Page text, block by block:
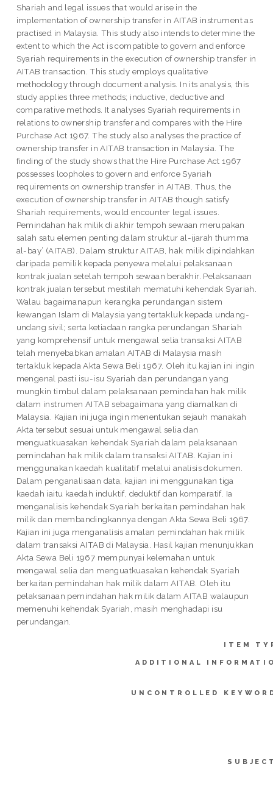
Shariah and legal issues that would arise in the
implementation of ownership transfer in AITAB instrument as
practised in Malaysia. This study also intends to determine the
extent to which the Act is compatible to govern and enforce
Syariah requirements in the execution of ownership transfer in
AITAB transaction. This study employs qualitative
methodology through document analysis. In its analysis, this
study applies three methods; inductive, deductive and
comparative methods. It analyses Syariah requirements in
relations to ownership transfer and compares with the Hire
Purchase Act 1967. The study also analyses the practice of
ownership transfer in AITAB transaction in Malaysia. The
finding of the study shows that the Hire Purchase Act 1967
possesses loopholes to govern and enforce Syariah
requirements on ownership transfer in AITAB. Thus, the
execution of ownership transfer in AITAB though satisfy
Shariah requirements, would encounter legal issues.
Pemindahan hak milik di akhir tempoh sewaan merupakan
salah satu elemen penting dalam struktur al-ijarah thumma
al-bay’ (AITAB). Dalam struktur AITAB, hak milik dipindahkan
daripada pemilik kepada penyewa melalui pelaksanaan
kontrak jualan setelah tempoh sewaan berakhir. Pelaksanaan
kontrak jualan tersebut mestilah mematuhi kehendak Syariah.
Walau bagaimanapun kerangka perundangan sistem
kewangan Islam di Malaysia yang tertakluk kepada undang-
undang sivil; serta ketiadaan rangka perundangan Shariah
yang komprehensif untuk mengawal selia transaksi AITAB
telah menyebabkan amalan AITAB di Malaysia masih
tertakluk kepada Akta Sewa Beli 1967. Oleh itu kajian ini ingin
mengenal pasti isu-isu Syariah dan perundangan yang
mungkin timbul dalam pelaksanaan pemindahan hak milik
dalam instrumen AITAB sebagaimana yang diamalkan di
Malaysia. Kajian ini juga ingin menentukan sejauh manakah
Akta tersebut sesuai untuk mengawal selia dan
menguatkuasakan kehendak Syariah dalam pelaksanaan
pemindahan hak milik dalam transaksi AITAB. Kajian ini
menggunakan kaedah kualitatif melalui analisis dokumen.
Dalam penganalisaan data, kajian ini menggunakan tiga
kaedah iaitu kaedah induktif, deduktif dan komparatif. Ia
menganalisis kehendak Syariah berkaitan pemindahan hak
milik dan membandingkannya dengan Akta Sewa Beli 1967.
Kajian ini juga menganalisis amalan pemindahan hak milik
dalam transaksi AITAB di Malaysia. Hasil kajian menunjukkan
Akta Sewa Beli 1967 mempunyai kelemahan untuk
mengawal selia dan menguatkuasakan kehendak Syariah
berkaitan pemindahan hak milik dalam AITAB. Oleh itu
pelaksanaan pemindahan hak milik dalam AITAB walaupun
memenuhi kehendak Syariah, masih menghadapi isu
perundangan.
ITEM
ADDITIONAL
UNCONTROLLED